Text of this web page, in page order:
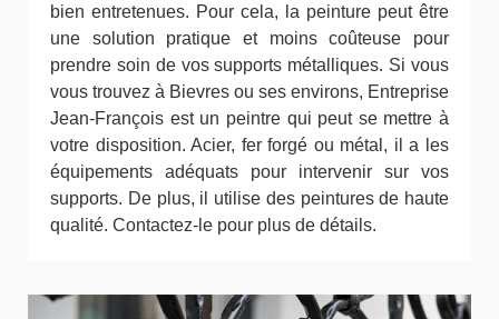
bien entretenues. Pour cela, la peinture peut être
une solution pratique et moins coûteuse pour
prendre soin de vos supports métalliques. Si vous
vous trouvez à Bievres ou ses environs, Entreprise
Jean-François est un peintre qui peut se mettre à
votre disposition. Acier, fer forgé ou métal, il a les
équipements adéquats pour intervenir sur vos
supports. De plus, il utilise des peintures de haute
qualité. Contactez-le pour plus de détails.